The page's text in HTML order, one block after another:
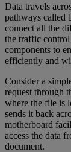
Data travels
pathways called
connect all the
the traffic
components to
efficiently and
Consider a
request through
where the file is
sends it back
motherboard
access the data
document.